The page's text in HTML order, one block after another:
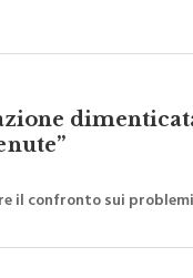
il confronto sui